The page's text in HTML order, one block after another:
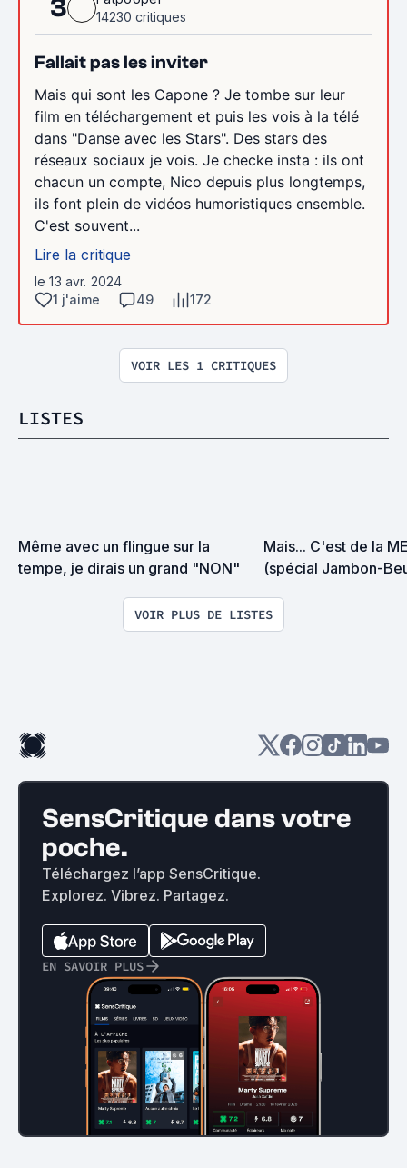
3
14230 critiques
Fallait pas les inviter
Mais qui sont les Capone ? Je tombe sur leur
film en téléchargement et puis les vois à la télé
dans "Danse avec les Stars". Des stars des
réseaux sociaux je vois. Je checke insta : ils ont
chacun un compte, Nico depuis plus longtemps,
ils font plein de vidéos humoristiques ensemble.
C'est souvent...
Lire la critique
le 13 avr. 2024
1 j'aime
49 172
VOIR LES 1 CRITIQUES
LISTES
Même avec un flingue sur la
tempe, je dirais un grand "NON"
Mais... C'est de la
(spécial Jambon-
VOIR PLUS DE LISTES
SensCritique dans votre
poche.
Téléchargez l’app SensCritique.
Explorez. Vibrez. Partagez.
EN SAVOIR PLUS